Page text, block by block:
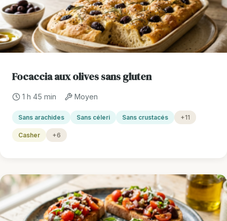
Focaccia aux olives sans gluten
1 h 45 min Moyen
Sans arachides Sans céleri Sans crustacés +11
Casher +6